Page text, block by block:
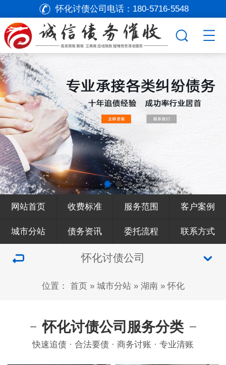
怀化讨债公司电话： 180-5716-5548
网站首页 收费标准 服务范围 客户案例
城市分站 债务资讯 委托流程 联系方式
怀化讨债公司
位置： 首页» 城市分站» 湖南»怀化
怀化讨债公司服务分类
快速追债 · 合法要债 · 商务讨账 · 专业清账